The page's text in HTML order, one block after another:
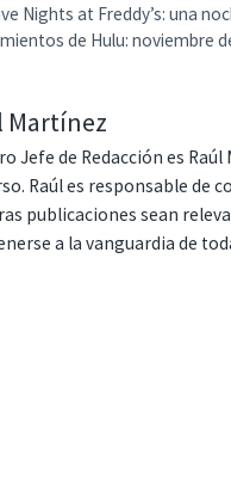
Nights at Freddy’s: una
de Hulu: noviembre
Martínez
Jefe de Redacción es
Raúl es responsable de
publicaciones sean
a la vanguardia de